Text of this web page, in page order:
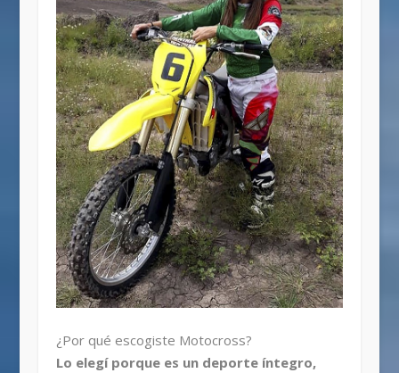
¿Por qué escogiste Motocross?
Lo elegí porque es un deporte íntegro,